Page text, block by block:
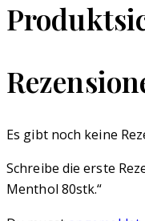
Es gibt noch keine
Schreibe die erste
Menthol 80stk.“